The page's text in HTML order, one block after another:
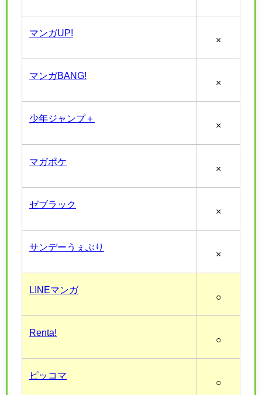
マンガUP!
×
マンガBANG!
×
少年ジャンプ＋
×
マガポケ
×
ゼブラック
×
サンデーうぇぶり
×
LINEマンガ
○
Renta!
○
ピッコマ
○